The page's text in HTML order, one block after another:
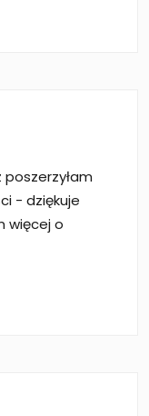
- dziękuje
więcej o